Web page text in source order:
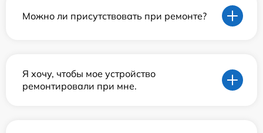
Можно ли присутствовать при ремонте?
Я хочу, чтобы мое устройство
ремонтировали при мне.